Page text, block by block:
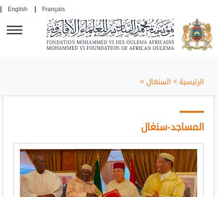
Français
English
الرئيسية > السنغال >
المساجد-سنغال